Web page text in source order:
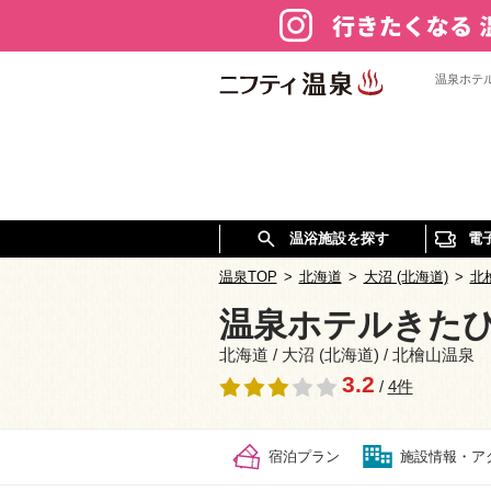
温泉ホテ
温浴施設を探す 電
温泉TOP > 北海道 > 大沼 (北海道) > 北
温泉ホテルきた
北海道 / 大沼 (北海道) / 北檜山温泉
3.2 / 4件
宿泊プラン 施設情報・ア